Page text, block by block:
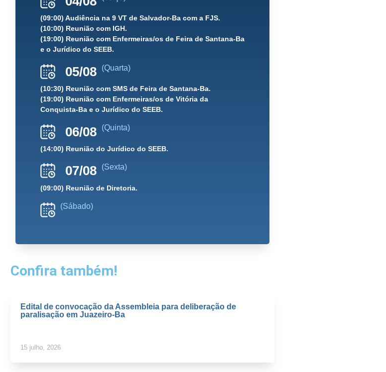
(09:00) Audiência na 9 VT de Salvador-Ba com a FJS.
(10:00) Reunião com IGH.
(19:00) Reunião com Enfermeiras/os de Feira de Santana-Ba
e o Jurídico do SEEB.
05/08 (Quarta)
(10:30) Reunião com SMS de Feira de Santana-Ba.
(19:00) Reunião com Enfermeiras/os de Vitória da
Conquista-Ba e o Jurídico do SEEB.
06/08 (Quinta)
(14:00) Reunião do Jurídico do SEEB.
07/08 (Sexta)
(09:00) Reunião de Diretoria.
(Sábado)
Confira também!
Edital de convocação da Assembleia para deliberação de
paralisação em Juazeiro-Ba
15 julho, 2026